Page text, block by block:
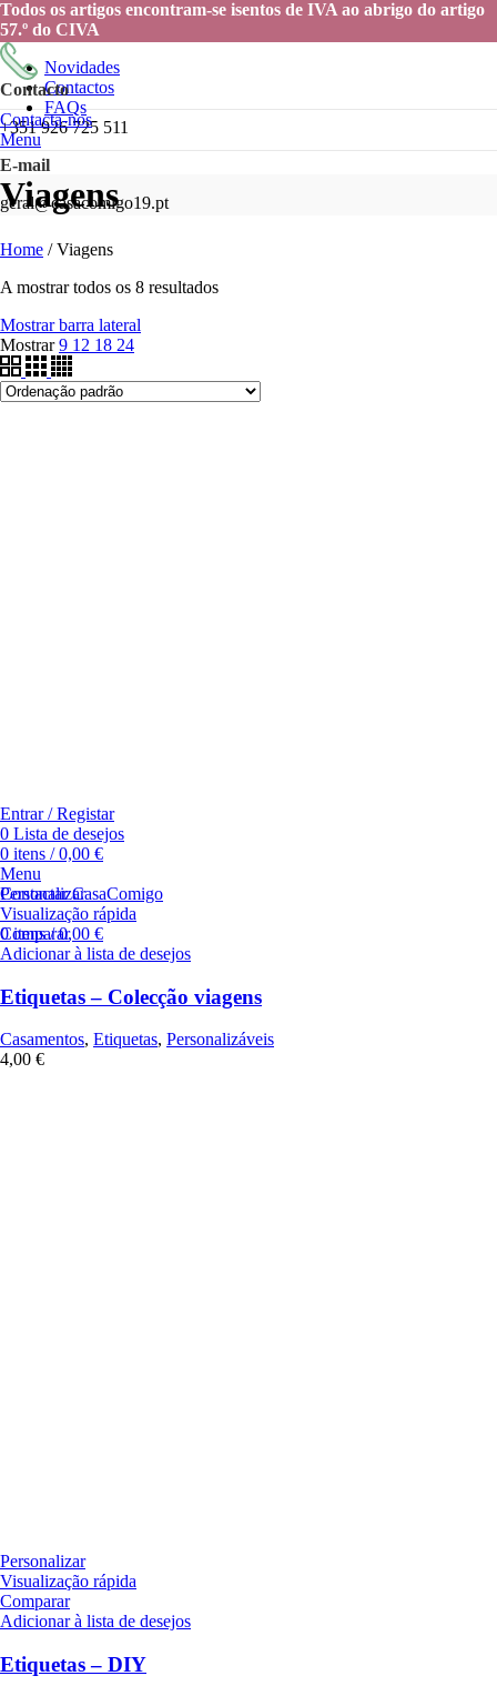
Todos os artigos encontram-se isentos de IVA ao abrigo do artigo
57.º do CIVA
Novidades
Contactos
FAQs
Contacto
+351 926 725 511
E-mail
geral@casacomigo19.pt
Entrar / Registar
0 Lista de desejos
0 itens / 0,00 €
Menu
Contactar CasaComigo
0itens / 0,00 €
Contacta-nos
Menu
Viagens
Home /Viagens
A mostrar todos os 8 resultados
Mostrar barra lateral
Mostrar9 12 18 24
Personalizar
Visualização rápida
Comparar
Adicionar à lista de desejos
Etiquetas – Colecção viagens
Casamentos, Etiquetas, Personalizáveis
4,00 €
Personalizar
Visualização rápida
Comparar
Adicionar à lista de desejos
Etiquetas – DIY